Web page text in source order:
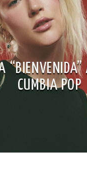
CUMBIA POP